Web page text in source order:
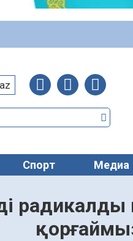
Спорт Медиа